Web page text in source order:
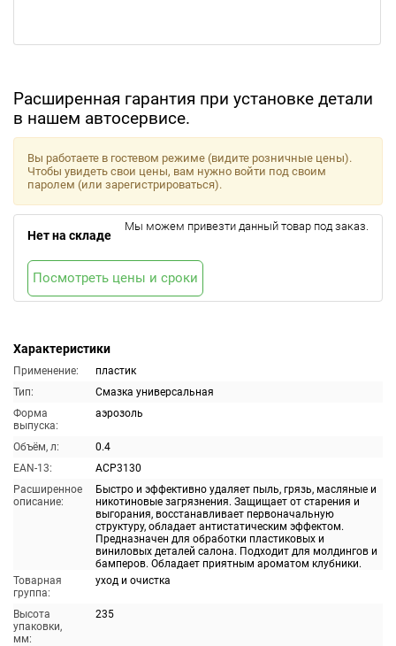
Расширенная гарантия при установке детали
в нашем автосервисе.
Характеристики
Применение:
пластик
Тип:
Смазка универсальная
Форма
выпуска:
аэрозоль
Объём, л:
0.4
EAN-13:
ACP3130
Расширенное
описание:
Быстро и эффективно удаляет пыль, грязь, масляные и
никотиновые загрязнения. Защищает от старения и
выгорания, восстанавливает первоначальную
структуру, обладает антистатическим эффектом.
Предназначен для обработки пластиковых и
виниловых деталей салона. Подходит для молдингов и
бамперов. Обладает приятным ароматом клубники.
Товарная
группа:
уход и очистка
Высота
упаковки,
мм:
235
Вы работаете в гостевом режиме (видите розничные цены).
Чтобы увидеть свои цены, вам нужно войти под своим
паролем (или зарегистрироваться).
Нет на складе
Мы можем привезти данный товар под заказ.
Посмотреть цены и сроки